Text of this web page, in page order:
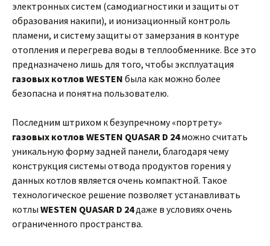
электронных систем (самодиагностики и защиты от
образования накипи), и ионизационный контроль
пламени, и систему защиты от замерзания в контуре
отопления и перегрева воды в теплообменнике. Все это
предназначено лишь для того, чтобы эксплуатация
газовых котлов WESTEN была как можно более
безопасна и понятна пользователю.
Последним штрихом к безупречному «портрету»
газовых котлов WESTEN QUASAR D 24можно считать
уникальную форму задней панели, благодаря чему
конструкция системы отвода продуктов горения у
данных котлов является очень компактной. Такое
технологическое решение позволяет устанавливать
котлы WESTEN QUASAR D 24даже в условиях очень
ограниченного пространства.